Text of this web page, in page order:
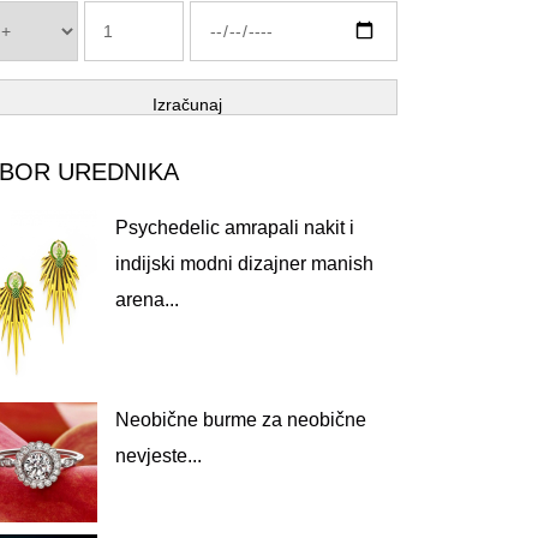
Izračunaj
UREDNIKA
Psychedelic amrapali nakit i
indijski modni dizajner manish
arena...
Neobične burme za neobične
nevjeste...